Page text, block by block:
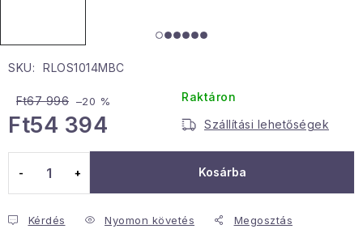
Karácsonyi esemény
Januári akció
Hogyan kell panaszkodni / visszaadni az áruka
SKU: RLOS1014MBC
Ft67 996 –20 %
Ft54 394
Raktáron
Szállítási lehetőségek
Kosárba
Kérdés Nyomon követés Megosztás